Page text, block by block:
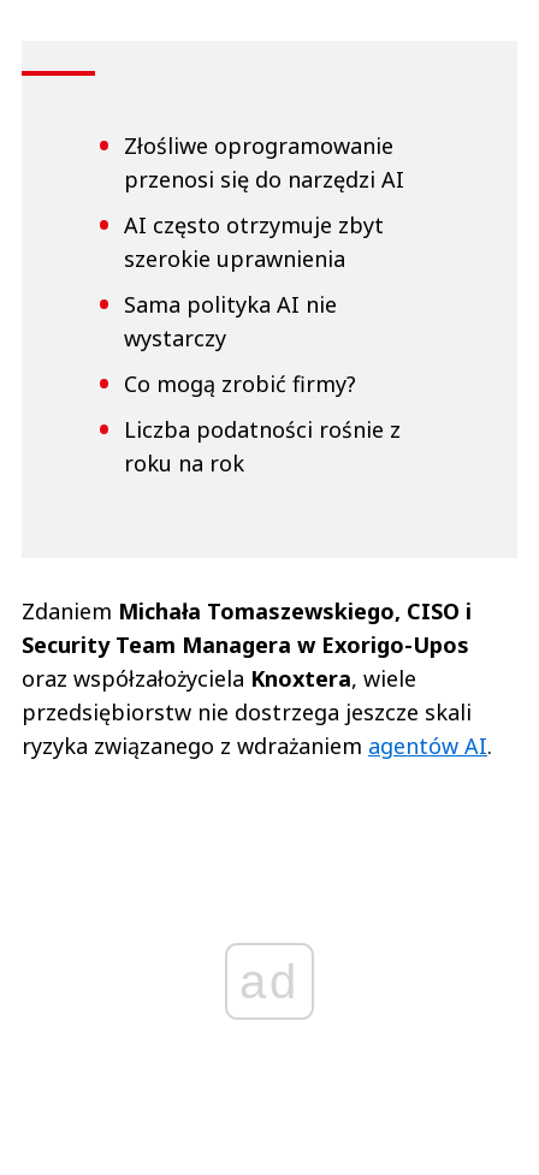
Złośliwe oprogramowanie
przenosi się do narzędzi AI
AI często otrzymuje zbyt
szerokie uprawnienia
Sama polityka AI nie
wystarczy
Co mogą zrobić firmy?
Liczba podatności rośnie z
roku na rok
Zdaniem Michała Tomaszewskiego, CISO i
Security Team Managera w Exorigo-Upos
oraz współzałożyciela Knoxtera, wiele
przedsiębiorstw nie dostrzega jeszcze skali
ryzyka związanego z wdrażaniem agentów AI.
ad